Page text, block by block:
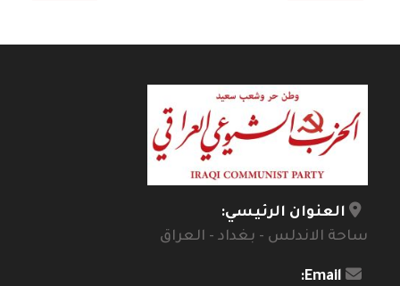
العنوان الرئيسي:
ساحة الاندلس - بغداد - العراق
Email: